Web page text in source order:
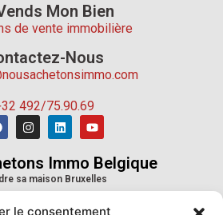
le consentement
Mon Bien
de vente immobilière
Nous
492/75.90.69
Immo Belgique
sa maison Bruxelles
maison Province de Liège